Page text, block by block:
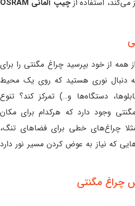
می‌کند، استفاده ازچیپ آلمانی OSRAM
همه از خود بپرسید چراغ مگنتی را برای
به دنبال نوری هستید که روی یک محیط
دستگاه‌ها و…) تمرکز کند؟ تنوع
وجود دارد که هرکدام برای مکان
چراغ‌های خطی برای فضا‌های تنگ،
که نیاز به عوض کردن مسیر نور دارد
چراغ مگنتی